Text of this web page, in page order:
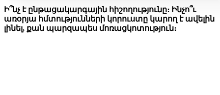
Ի՞նչ է ընթացակարգային հիշողությունը։ Ինչո՞ւ
առօրյա հմտությունների կորուստը կարող է ավելին
լինել, քան պարզապես մոռացկոտություն։